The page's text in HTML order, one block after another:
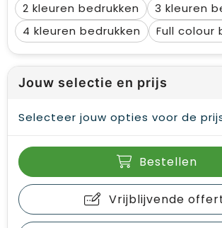
2
3
4
Full colour
Jouw selectie en prijs
Selecteer jouw opties voor de
Bestellen
Vrijblijvende